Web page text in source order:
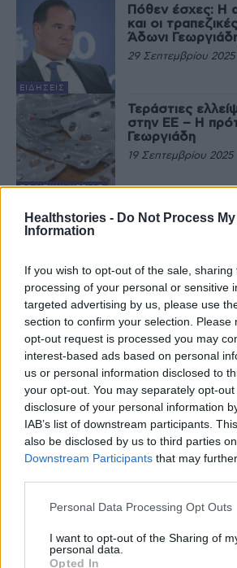
Healthstories - Do Not Process
Information
If you wish to opt-out of the sale,
processing of your personal or sensitive
targeted advertising by us, please use
section to confirm your selection. Please
opt-out request is processed you may
interest-based ads based on personal
us or personal information disclosed to
your opt-out. You may separately opt-
disclosure of your personal information
IAB’s list of downstream participants.
also be disclosed by us to third parties
Downstream Participants that may
Personal Data Processing Opt Outs
I want to opt-out of the Sharing of
personal data.
Opted In
ΕΙΔΉΣΕΙΣ
Πόθεν έσχες: Η
και οι
Άδωνι
29 Σεπτεμβρίου 2025
ΠΟΛΙΤΙΚΉ ΥΓΕΊΑΣ
Τεράστιες
στην ΕΕ – Η
Γεωργιάδη
19 Σεπτεμβρίου 2025
ΕΙΔΉΣΕΙΣ
Ορκωμοσία 49
στον
ΕΙΔΉΣΕΙΣ
Πλήρης
των ΤΕΠ στο ΚΑΤ
τον Άδωνι
20 Ιουνίου 2025
Νοσοκομείο
νέας πτέρυγας
Υγείας Άδωνι
16 Μαΐου 2025